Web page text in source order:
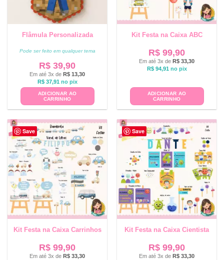
Flâmula Personalizada
Pode ser feito em qualquer tema
R$ 39,90
Em até 3x de R$ 13,30
R$37,91 no pix
ADICIONAR AO
CARRINHO
Kit Festa na Caixa ABC
R$ 99,90
Em até 3x de R$ 33,30
R$94,91 no pix
ADICIONAR AO
CARRINHO
Save
Kit Festa na Caixa Carrinhos
R$ 99,90
Em até 3x de R$ 33,30
Save
Kit Festa na Caixa Cientista
R$ 99,90
Em até 3x de R$ 33,30